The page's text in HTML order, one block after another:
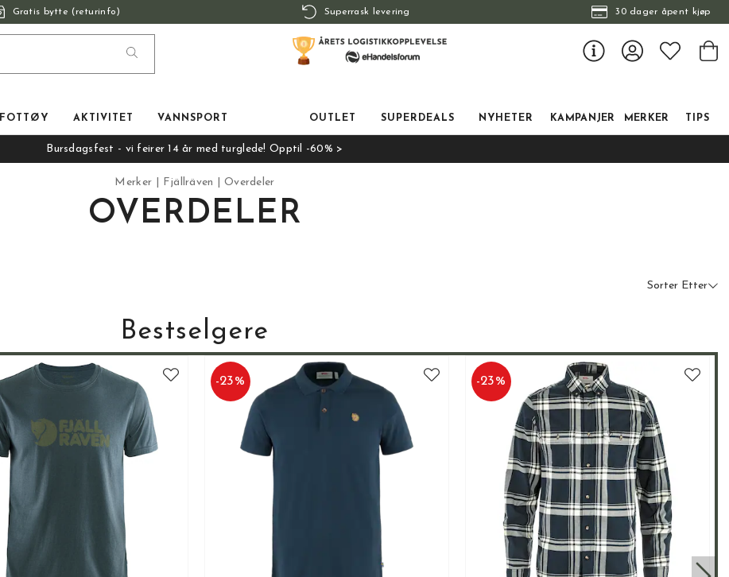
Gratis bytte (returinfo) Superrask levering 30 dager åpent kjøp
FOTTØY AKTIVITET VANNSPORT OUTLET SUPERDEALS NYHETER KAMPANJER MERKER TIPS
Bursdagsfest - vi feirer 14 år med turglede! Opptil -60% >
Merker Fjällräven Overdeler
OVERDELER
Sorter Etter
Bestselgere
-23% -23%